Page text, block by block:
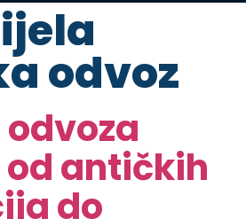
odvoz
antičkih
do